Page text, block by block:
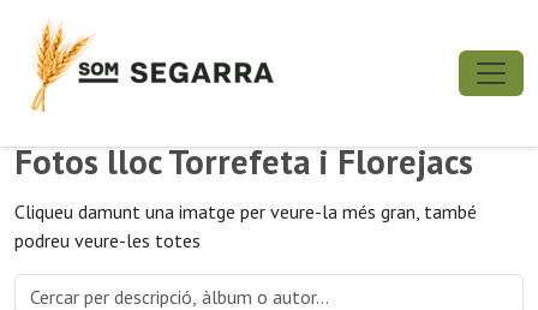
Fotos lloc Torrefeta i Florejacs
Cliqueu damunt una imatge per veure-la més gran, també
podreu veure-les totes